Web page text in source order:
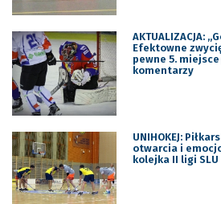
AKTUALIZACJA:
Efektowne
pewne 5. miejsce
komentarzy
UNIHOKEJ:
otwarcia i
kolejka II ligi SLU